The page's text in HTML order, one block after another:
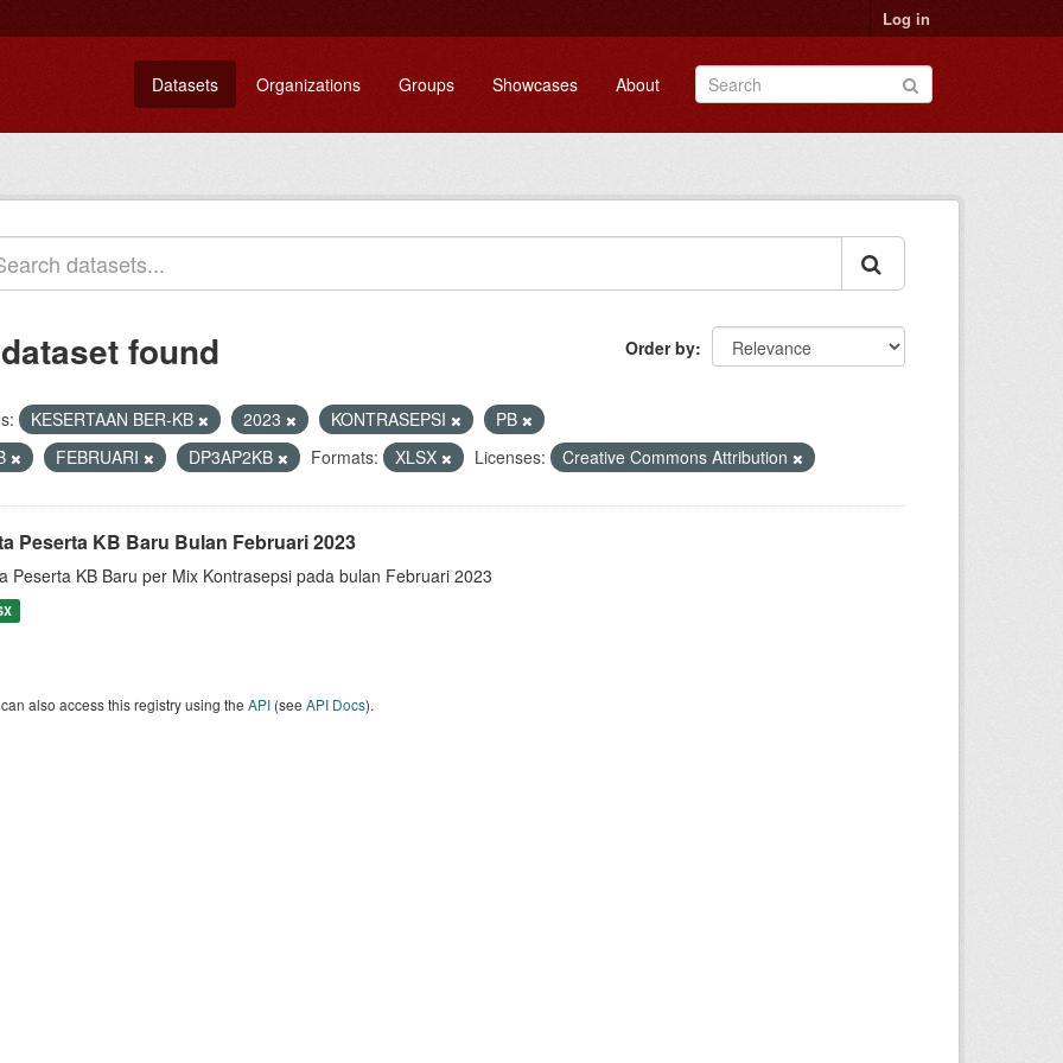
Log in
Datasets Organizations Groups Showcases About
Order by
found
KESERTAAN BER-KB 2023 KONTRASEPSI
PB
FEBRUARI DP3AP2KB Formats: XLSX Licenses: Creative Commons Attribution
Peserta KB Baru Bulan Februari 2023
Peserta KB Baru per Mix Kontrasepsi pada bulan Februari 2023
also access this registry using the API (see API Docs).